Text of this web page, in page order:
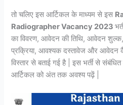
तो चलिए इस आर्टिकल के माध्यम से इस
Radiographer Vacancy 2023
का विवरण, आवेदन की तिथि, आवेदन शुल्क,
प्रक्रिया, आवश्यक दस्तावेज और आवेदन
विस्तार से बताई गई है | इस भर्ती से
आर्टिकल को अंत तक अवश्य पढ़ें |